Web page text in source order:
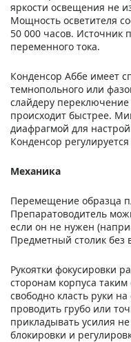
яркости освещения не
Мощность осветителя
50 000 часов. Источник
переменного тока.
Конденсор Аббе имеет
темнопольного или
слайдеру
происходит быстрее.
диафрагмой для
Конденсор
Механика
Перемещение образца
Препаратоводитель
если он не нужен
Предметный столик без
Рукоятки фокусировки
сторонам корпуса
свободно класть руки
проводить грубо или
прикладывать усилия
блокировки и